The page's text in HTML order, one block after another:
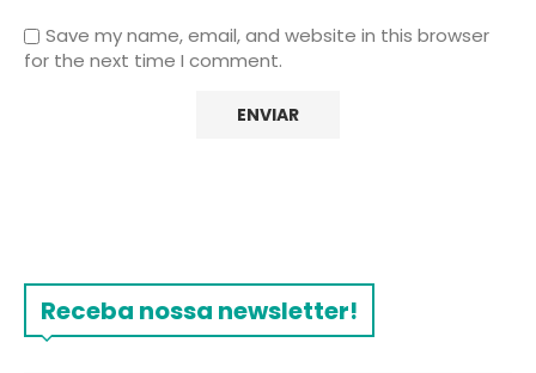
Save my name, email, and website in this browser
for the next time I comment.
Receba nossa newsletter!